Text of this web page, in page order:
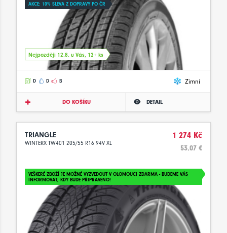
AKCE: 10% SLEVA Z DOPRAVY PO ČR
Nejpozději 12.8. u Vás, 12+ ks
D D B Zimní
DO KOŠÍKU DETAIL
TRIANGLE
WINTERX TW401 205/55 R16 94V XL
1 274 Kč
53.07 €
VEŠKERÉ ZBOŽÍ JE MOŽNÉ VYZVEDOUT V OLOMOUCI ZDARMA - BUDEME VÁS
INFORMOVAT, KDY BUDE PŘIPRAVENO!